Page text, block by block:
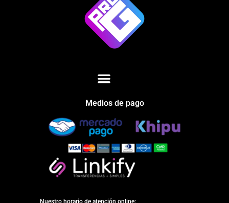
Medios de pago
Nuestro horario de atención online: